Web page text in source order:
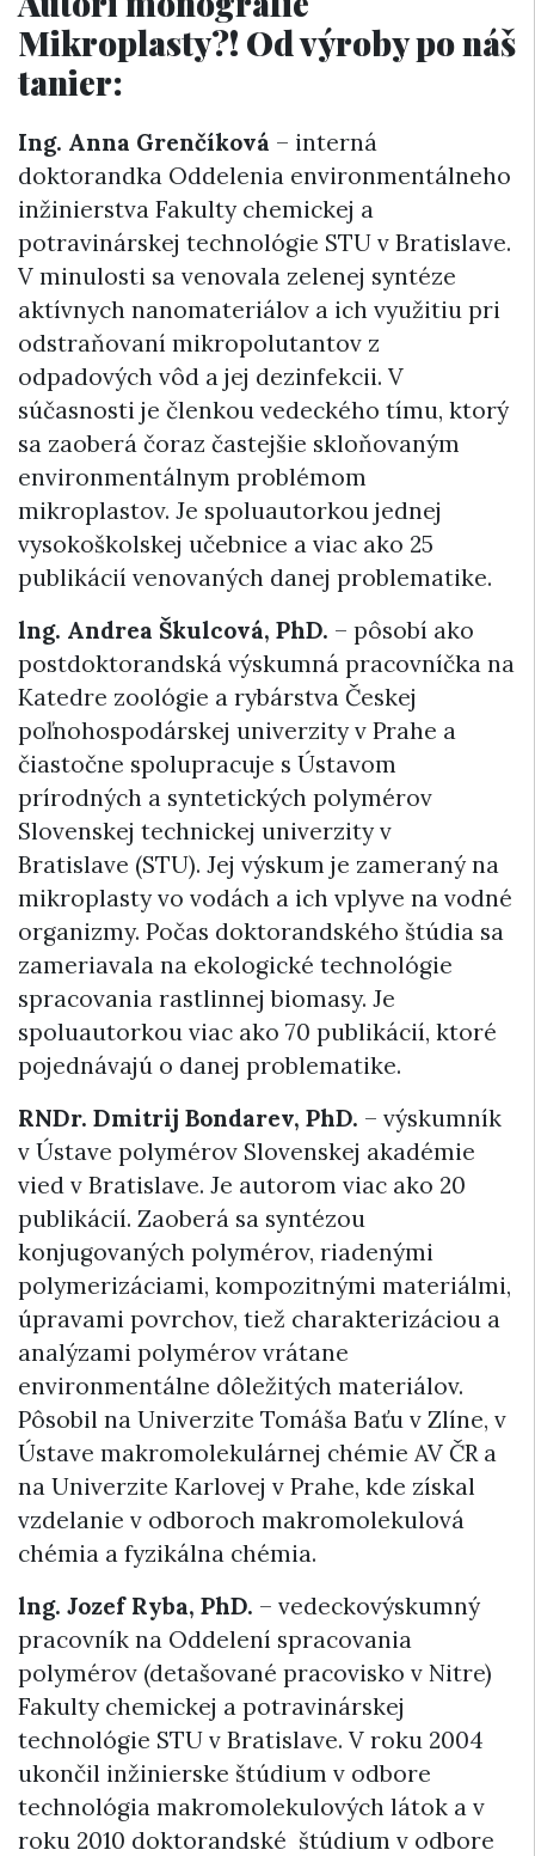
Mikroplasty?! Od výroby po náš
tanier:
Ing. Anna Grenčíková – interná
doktorandka Oddelenia environmentálneho
inžinierstva Fakulty chemickej a
potravinárskej technológie STU v Bratislave.
V minulosti sa venovala zelenej syntéze
aktívnych nanomateriálov a ich využitiu pri
odstraňovaní mikropolutantov z
odpadových vôd a jej dezinfekcii. V
súčasnosti je členkou vedeckého tímu, ktorý
sa zaoberá čoraz častejšie skloňovaným
environmentálnym problémom
mikroplastov. Je spoluautorkou jednej
vysokoškolskej učebnice a viac ako 25
publikácií venovaných danej problematike.
lng. Andrea Škulcová, PhD. – pôsobí ako
postdoktorandská výskumná pracovníčka na
Katedre zoológie a rybárstva Českej
poľnohospodárskej univerzity v Prahe a
čiastočne spolupracuje s Ústavom
prírodných a syntetických polymérov
Slovenskej technickej univerzity v
Bratislave (STU). Jej výskum je zameraný na
mikroplasty vo vodách a ich vplyve na vodné
organizmy. Počas doktorandského štúdia sa
zameriavala na ekologické technológie
spracovania rastlinnej biomasy. Je
spoluautorkou viac ako 70 publikácií, ktoré
pojednávajú o danej problematike.
RNDr. Dmitrij Bondarev, PhD. – výskumník
v Ústave polymérov Slovenskej akadémie
vied v Bratislave. Je autorom viac ako 20
publikácií. Zaoberá sa syntézou
konjugovaných polymérov, riadenými
polymerizáciami, kompozitnými materiálmi,
úpravami povrchov, tiež charakterizáciou a
analýzami polymérov vrátane
environmentálne dôležitých materiálov.
Pôsobil na Univerzite Tomáša Baťu v Zlíne, v
Ústave makromolekulárnej chémie AV ČR a
na Univerzite Karlovej v Prahe, kde získal
vzdelanie v odboroch makromolekulová
chémia a fyzikálna chémia.
lng. Jozef Ryba, PhD. – vedeckovýskumný
pracovník na Oddelení spracovania
polymérov (detašované pracovisko v Nitre)
Fakulty chemickej a potravinárskej
technológie STU v Bratislave. V roku 2004
ukončil inžinierske štúdium v odbore
technológia makromolekulových látok a v
roku 2010 doktorandské štúdium v odbore